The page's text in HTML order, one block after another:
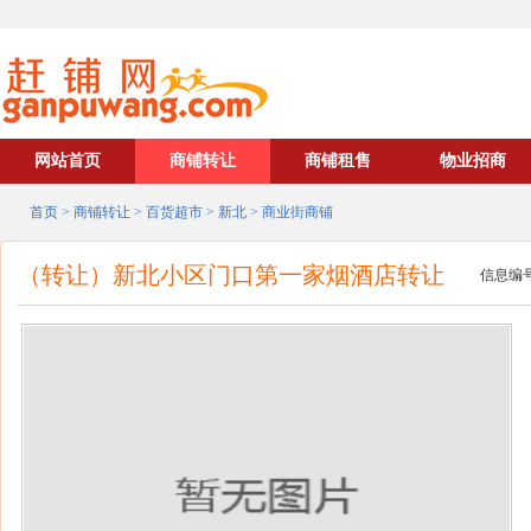
网站首页 商铺转让 商铺租售 物业招商
首页 > 商铺转让 > 百货超市 > 新北 > 商业街商铺
（转让）新北小区门口第一家烟酒店转让 信息编